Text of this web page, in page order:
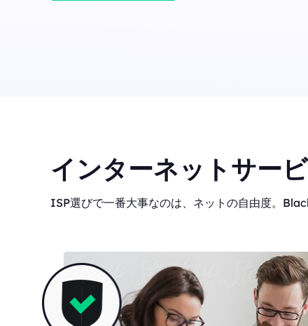
インターネットサー
ISP選びで一番大事なのは、ネットの自由度。